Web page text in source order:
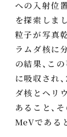
への入射位
を探索しま
粒子が写真
ラムダ核に
の結果、こ
に吸収され
ダ核とヘリ
あること、
MeVである